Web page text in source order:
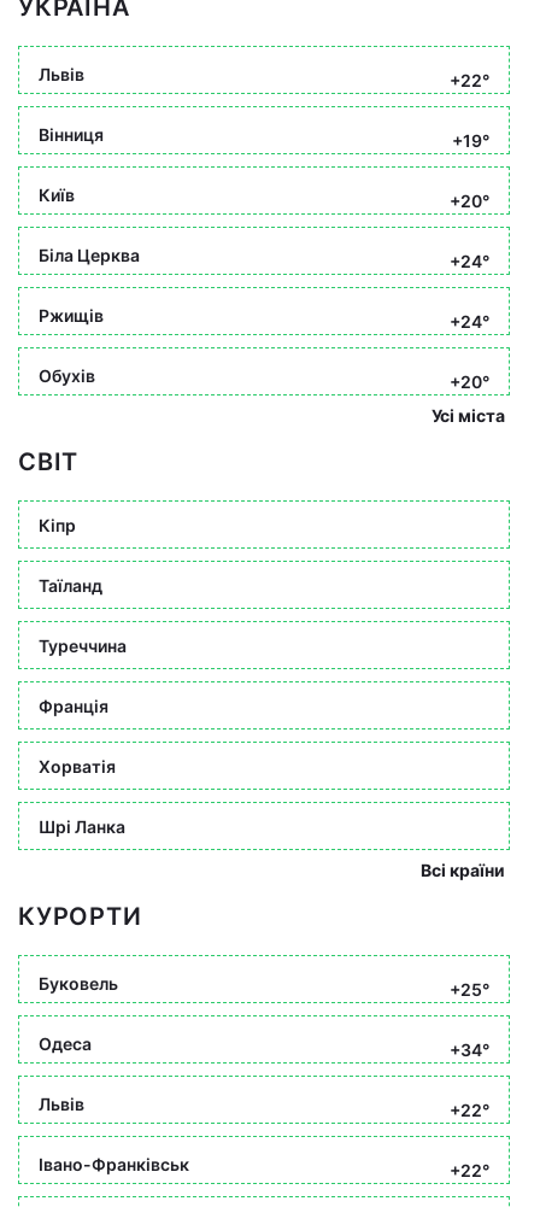
УКРАЇНА
Львів +22°
Вінниця +19°
Київ +20°
Біла Церква +24°
Ржищів +24°
Обухів
+20°
Усі міста
СВІТ
Кіпр
Таїланд
Туреччина
Франція
Хорватія
Шрі Ланка
Всі країни
КУРОРТИ
Буковель +25°
Одеса +34°
Львів +22°
Івано-Франківськ +22°